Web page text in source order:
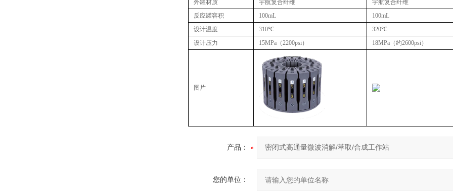
外罐材质
宇航复合纤维
宇航复合纤维
反应罐容积
100mL
100mL
设计温度
310℃
320℃
设计压力
15MPa（2200psi） 18MPa（约2600psi）
图片
产品：
您的单位：